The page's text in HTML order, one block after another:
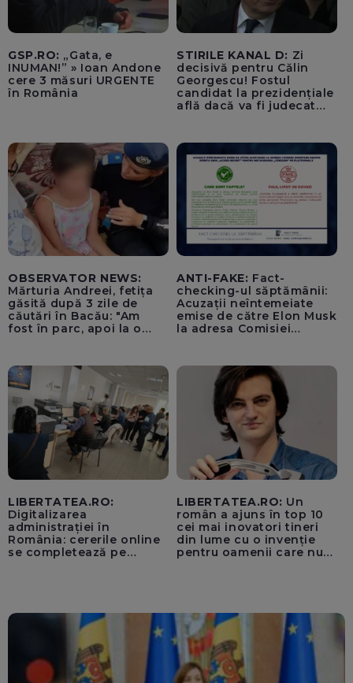
GSP.RO: „Gata, e
INUMAN!” » Ioan Andone
cere 3 măsuri URGENTE
în România
STIRILE KANAL D: Zi
decisivă pentru Călin
Georgescu! Fostul
candidat la prezidențiale
află dacă va fi judecat
OBSERVATOR NEWS:
Mărturia Andreei, fetița
găsită după 3 zile de
căutări în Bacău: "Am
fost în parc, apoi la o
ANTI-FAKE: Fact-
checking-ul săptămânii:
Acuzații neîntemeiate
emise de către Elon Musk
la adresa Comisiei
pentru instaurarea
„cenzurii” pe platforma X
LIBERTATEA.RO:
Digitalizarea
administrației în
România: cererile online
se completează pe
LIBERTATEA.RO: Un
român a ajuns în top 10
cei mai inovatori tineri
din lume cu o invenție
pentru oamenii care nu